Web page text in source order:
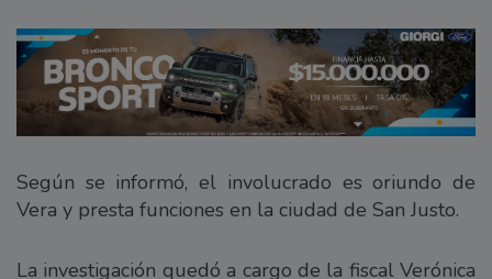
Según se informó, el involucrado es oriundo de
Vera y presta funciones en la ciudad de San Justo.
La investigación quedó a cargo de la fiscal Verónica